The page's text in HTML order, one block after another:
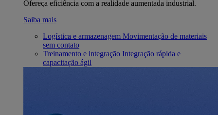
Ofereça eficiência com a realidade aumentada industrial.
Saiba mais
Logística e armazenagem Movimentação de materiais
sem contato
Treinamento e integração Integração rápida e
capacitação ágil